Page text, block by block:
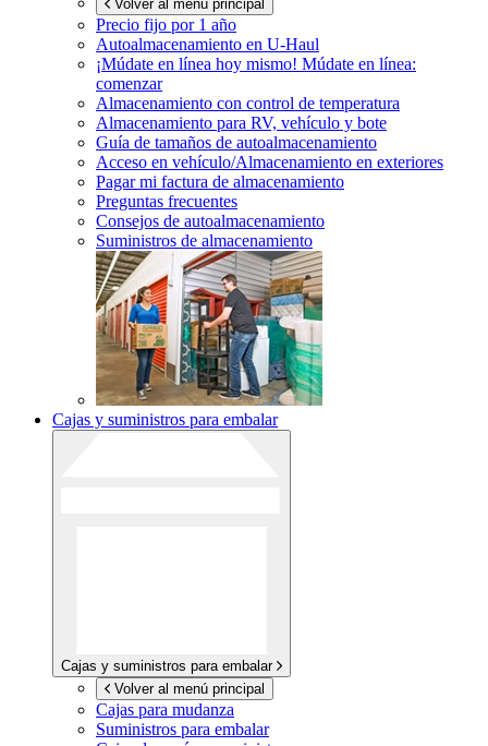
Volver al menú principal
Precio fijo por 1 año
Autoalmacenamiento en U-Haul
¡Múdate en línea hoy mismo! Múdate en línea:
comenzar
Almacenamiento con control de temperatura
Almacenamiento para RV, vehículo y bote
Guía de tamaños de autoalmacenamiento
Acceso en vehículo/Almacenamiento en exteriores
Pagar mi factura de almacenamiento
Preguntas frecuentes
Consejos de autoalmacenamiento
Suministros de almacenamiento
Cajas y suministros para embalar
Cajas y suministros para embalar
Volver al menú principal
Cajas para mudanza
Suministros para embalar